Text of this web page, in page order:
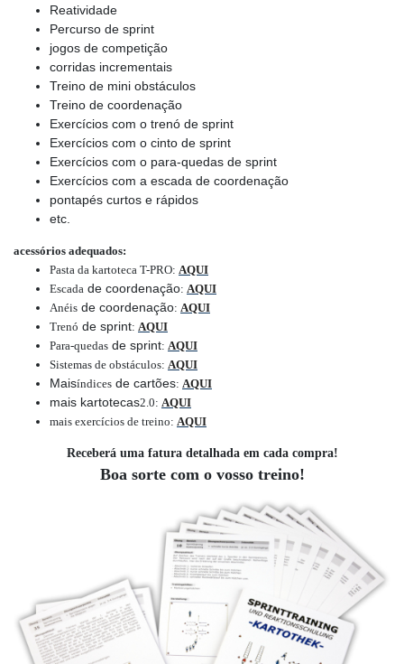
Reatividade
Percurso de sprint
jogos de competição
corridas incrementais
Treino de mini obstáculos
Treino de coordenação
Exercícios com o trenó de sprint
Exercícios com o cinto de sprint
Exercícios com o para-quedas de sprint
Exercícios com a escada de coordenação
pontapés curtos e rápidos
etc.
acessórios adequados:
Pasta da kartoteca T-PRO: AQUI
Escada de coordenação: AQUI
Anéis de coordenação: AQUI
Trenó de sprint: AQUI
Para-quedas de sprint: AQUI
Sistemas de obstáculos: AQUI
Maisíndices de cartões: AQUI
mais kartotecas2.0: AQUI
mais exercícios de treino: AQUI
Receberá uma fatura detalhada em cada compra!
Boa sorte com o vosso treino!